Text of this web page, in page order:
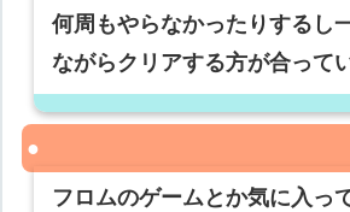
何周もやらなかったりするし
ながらクリアする方が合って
フロムのゲームとか気に入っ